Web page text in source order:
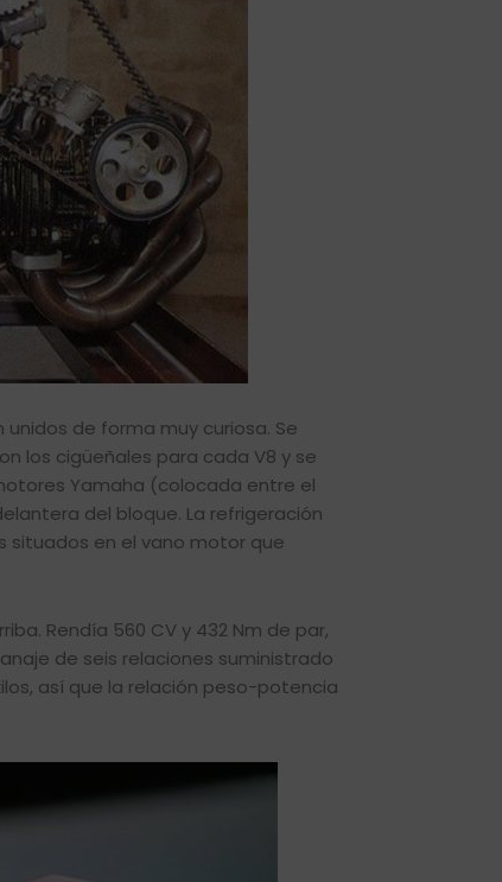
de forma muy curiosa. Se
los cigüeñales para cada V8 y se
Yamaha (colocada entre el
del bloque. La refrigeración
situados en el vano motor que
Rendía 560 CV y 432 Nm de par,
de seis relaciones suministrado
así que la relación peso-potencia